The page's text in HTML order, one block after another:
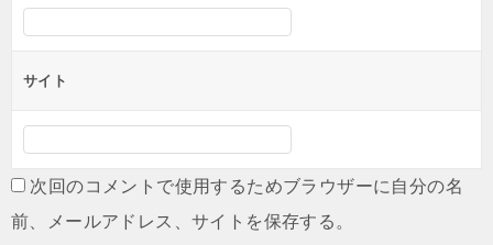
サイト
次回のコメントで使用するためブラウザーに自分の名
前、メールアドレス、サイトを保存する。